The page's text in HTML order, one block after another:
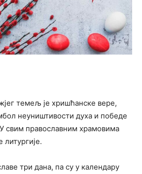
темељ је хришћанске вере,
неуништивости духа и победе
свим православним храмовима
три дана, па су у календару